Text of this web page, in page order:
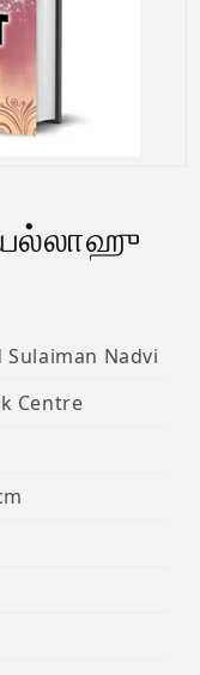
Sulaiman Nadvi
Centre